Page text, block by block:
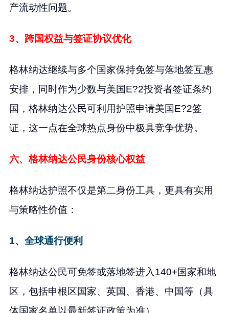
产流动性问题。
3、跨国权益与签证协议优化
格林纳达继续与多个国家保持免签与落地签互惠
安排，同时作为少数与美国E?2投资者签证条约
国，格林纳达公民可利用护照申请美国E?2签
证，这一点在全球热点身份中极具竞争优势。
六、格林纳达公民身份核心权益
格林纳达护照不仅是第二身份工具，更具有实用
与策略性价值：
1、全球通行便利
格林纳达公民可免签或落地签进入140+国家和地
区，包括申根区国家、英国、香港、中国等（具
体国家名单以最新签证政策为准）。